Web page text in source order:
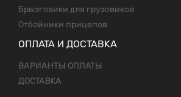
Брызговики для грузовиков
Отбойники прицепов
ОПЛАТА И ДОСТАВКА
ВАРИАНТЫ ОПЛАТЫ
ДОСТАВКА